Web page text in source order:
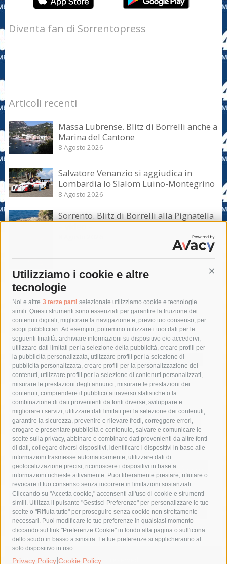
Utilizziamo i cookie e altre
tecnologie
Noi e altre 3 terze parti selezionate utilizziamo cookie e tecnologie
simili. Questi strumenti sono essenziali per garantire la fruizione dei
contenuti digitali, migliorare la navigazione e, previo tuo consenso, per
scopi pubblicitari. Ad esempio, potremmo utilizzare i tuoi dati per le
seguenti finalità: archiviare informazioni su dispositivo e/o accedervi,
utilizzare dati limitati per la selezione della pubblicità, creare profili per
la pubblicità personalizzata, utilizzare profili per la selezione di
pubblicità personalizzata, creare profili per la personalizzazione dei
contenuti, utilizzare profili per la selezione di contenuti personalizzati,
misurare le prestazioni degli annunci, misurare le prestazioni dei
contenuti, comprendere il pubblico attraverso statistiche o la
combinazione di dati provenienti da fonti diverse, sviluppare e
migliorare i servizi, utilizzare dati limitati per la selezione dei contenuti,
garantire la sicurezza, prevenire e rilevare frodi, correggere errori,
erogare e presentare pubblicità e contenuto, salvare e comunicare le
scelte sulla privacy, abbinare e combinare dati provenienti da altre fonti
di dati, collegare diversi dispositivi, identificare i dispositivi in base alle
informazioni trasmesse automaticamente, utilizzare dati di
geolocalizzazione precisi, riconoscere i dispositivi in base a
informazioni richieste attivamente. Puoi liberamente prestare, rifiutare o
revocare il tuo consenso senza incorrere in limitazioni sostanziali.
Cliccando su "Accetta cookie," acconsenti all'uso di cookie e strumenti
simili. Utilizza il pulsante "Gestisci Preferenze" per personalizzare le tue
scelte o "Rifiuta tutto" per proseguire senza cookie non strettamente
necessari. Puoi modificare le tue preferenze in qualsiasi momento
cliccando sul link "Preferenze Cookie" in fondo alla pagina o sull'icona
dello scudo in basso a sinistra. Le tue preferenze si applicheranno al
solo dispositivo in uso.
Privacy Policy Cookie Policy
Diventa fan di Sorrentopress
Articoli recenti
Massa Lubrense. Blitz di Borrelli anche a
Marina del Cantone
8 Agosto 2026
Salvatore Venanzio si aggiudica in
Lombardia lo Slalom Luino-Montegrino
8 Agosto 2026
Sorrento. Blitz di Borrelli alla Pignatella
– video –
Tag
acqua allerta meteo
anas
area marina protetta di punta campanella
arresto
Asl Napoli 3 sud
capitaneria di porto capri
carabinieri
castellammare di stabia
circumvesuviana
comune di sorrento
concerto
contagi
costiera amalfitana
covid-19 eav
elezioni
fondazione sorrento
gori guardia costiera
incidente
lavori
lorenzo balducelli mare
massa lubrense
massimo coppola
Meta napoli
ordinanza
penisola sorrentina
piano di sorrento
polizia municipale
protezione civile
Regione Campania
sant'agnello
sindaco cuomo
sorrento studenti temporali
treni
turismo
Vico Equense villa fiorentino vincenzo de luca
© 2015 SorrentoPress. All rights reserved.